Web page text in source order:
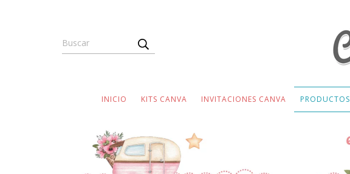
INICIO KITS CANVA INVITACIONES CANVA PRODUCTOS